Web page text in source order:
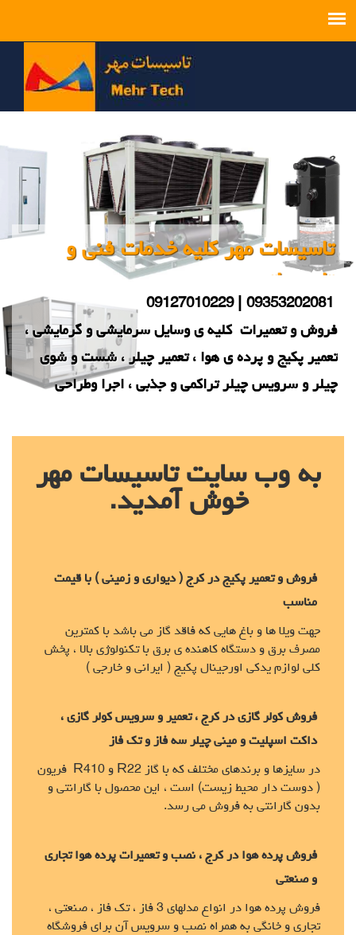
تاسیسات مهر کلیه خدمات فنی و
تاسیساتی
09127010229
فروش و تعمیرات کلیه ی وسایل سرمایشی و گرمایشی ،
تعمیر پکیج و پرده ی هوا ، تعمیر چیلر ، شست و شوی
چیلر و سرویس چیلر تراکمی و جذبی ، اجرا وطراحی
ساندویچ پانل ها در ابعاد مختلف
به وب سایت تاسیسات مهر
خوش آمدید.
فروش و تعمیر پکیج در کرج ( دیواری و زمینی ) با قیمت
مناسب
جهت ویلا ها و باغ هایی که فاقد گاز می باشد با کمترین
مصرف برق و دستگاه کاهنده ی برق با تکنولوژی بالا ، پخش
کلی لوازم یدکی اورجینال پکیج ( ایرانی و خارجی )
فروش کولر گازی در کرج ، تعمیر و سرویس کولر گازی ،
داکت اسپلیت و مینی چیلر سه فاز و تک فاز
در سایزها و برندهای مختلف که با گاز R22 و R410 فریون
( دوست دار محیط زیست) است ، این محصول با گارانتی و
بدون گارانتی به فروش می رسد.
فروش پرده هوا در کرج ، نصب و تعمیرات پرده هوا تجاری
و صنعتی
فروش پرده هوا در انواع مدلهای 3 فاز ، تک فاز ، صنعتی ،
تجاری و خانگی به همراه نصب و سرویس آن برای فروشگاه